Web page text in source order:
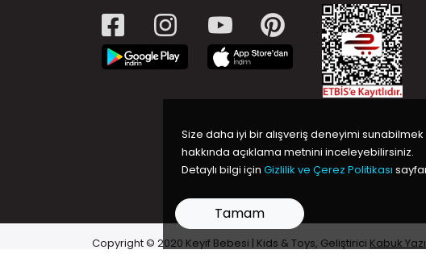
Copyright © 2020 Keyif Bebesi | Kids & Toys, Geliştirici Kabuk
Size daha iyi bir alışveriş deneyimi
hakkında açıklama metnini inceleyebilirsiniz.
Detaylı bilgi için Gizlilik ve Çerez Politikası
Tamam